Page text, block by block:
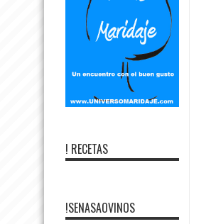
! RECETAS
!SENASAOVINOS